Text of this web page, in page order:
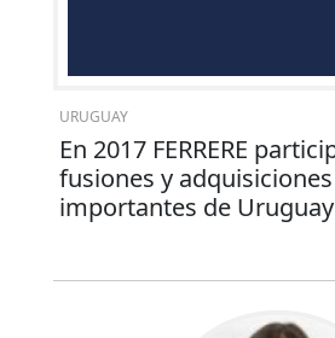
URUGUAY
En 2017 FERRERE
fusiones y
importantes de Uruguay